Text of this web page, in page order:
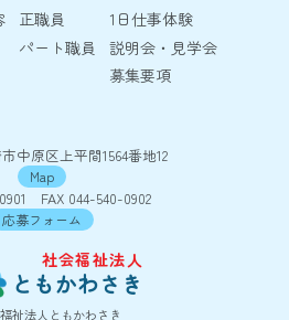
社会福祉法人
ともかわさき
中原区上平間1564番地12
Map
FAX 044-540-0902
応募フォーム
正職員
パート職員
1日仕事体験
説明会・見学会
募集要項
祉法人ともかわさき